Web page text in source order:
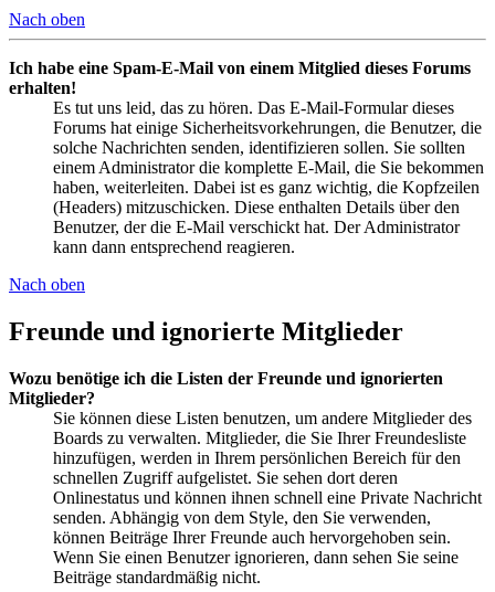
Nach oben
Ich habe eine Spam-E-Mail von einem Mitglied dieses Forums
erhalten!
Es tut uns leid, das zu hören. Das E-Mail-Formular dieses
Forums hat einige Sicherheitsvorkehrungen, die Benutzer, die
solche Nachrichten senden, identifizieren sollen. Sie sollten
einem Administrator die komplette E-Mail, die Sie bekommen
haben, weiterleiten. Dabei ist es ganz wichtig, die Kopfzeilen
(Headers) mitzuschicken. Diese enthalten Details über den
Benutzer, der die E-Mail verschickt hat. Der Administrator
kann dann entsprechend reagieren.
Nach oben
Freunde und ignorierte Mitglieder
Wozu benötige ich die Listen der Freunde und ignorierten
Mitglieder?
Sie können diese Listen benutzen, um andere Mitglieder des
Boards zu verwalten. Mitglieder, die Sie Ihrer Freundesliste
hinzufügen, werden in Ihrem persönlichen Bereich für den
schnellen Zugriff aufgelistet. Sie sehen dort deren
Onlinestatus und können ihnen schnell eine Private Nachricht
senden. Abhängig von dem Style, den Sie verwenden,
können Beiträge Ihrer Freunde auch hervorgehoben sein.
Wenn Sie einen Benutzer ignorieren, dann sehen Sie seine
Beiträge standardmäßig nicht.